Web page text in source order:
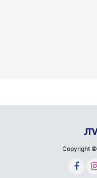
Copyright ©